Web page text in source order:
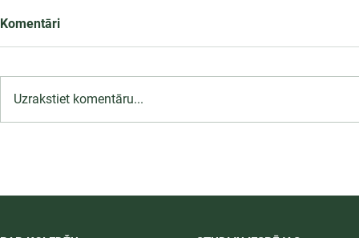
Komentāri
Uzrakstiet komentāru...